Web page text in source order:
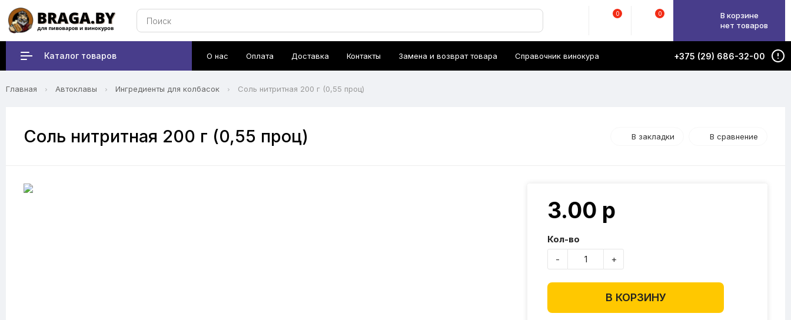
0 0
В корзине
нет товаров
Каталог товаров О нас Оплата Доставка Контакты Замена и возврат товара Справочник винокура +375 (29) 686-32-00
Главная Автоклавы Ингредиенты для колбасок Соль нитритная 200 г (0,55 проц)
Соль нитритная 200 г (0,55 проц) В закладки В сравнение
3.00 р
Кол-во
-
+
В КОРЗИНУ